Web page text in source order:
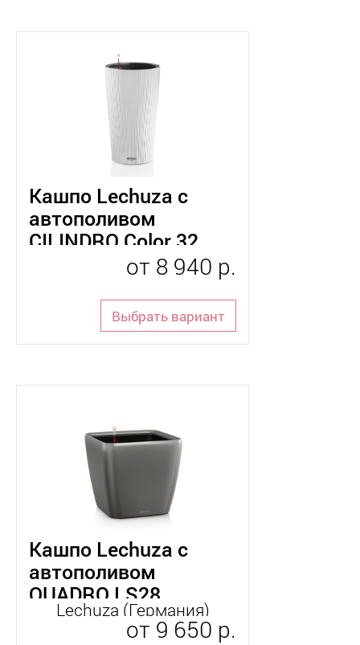
Кашпо Lechuza с
автополивом
CILINDRO Color 32
от 8 940 р.
Выбрать вариант
Кашпо Lechuza с
автополивом
QUADRO LS28
Lechuza (Германия)
от 9 650 р.